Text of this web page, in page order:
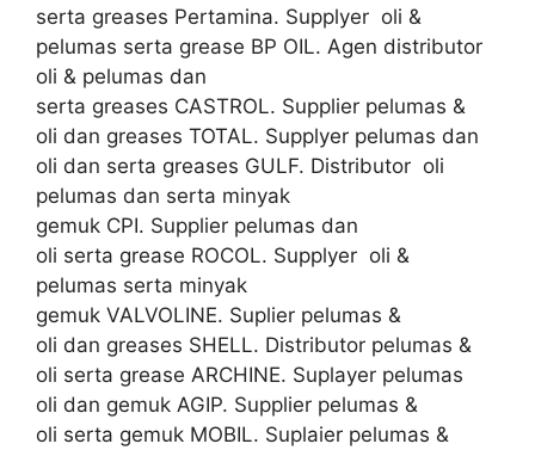
serta greases Pertamina. Supplyer oli &
pelumas serta grease BP OIL. Agen distributor
oli & pelumas dan
serta greases CASTROL. Supplier pelumas &
oli dan greases TOTAL. Supplyer pelumas dan
oli dan serta greases GULF. Distributor oli
pelumas dan serta minyak
gemuk CPI. Supplier pelumas dan
oli serta grease ROCOL. Supplyer oli &
pelumas serta minyak
gemuk VALVOLINE. Suplier pelumas &
oli dan greases SHELL. Distributor pelumas &
oli serta grease ARCHINE. Suplayer pelumas
oli dan gemuk AGIP. Supplier pelumas &
oli serta gemuk MOBIL. Suplaier pelumas &